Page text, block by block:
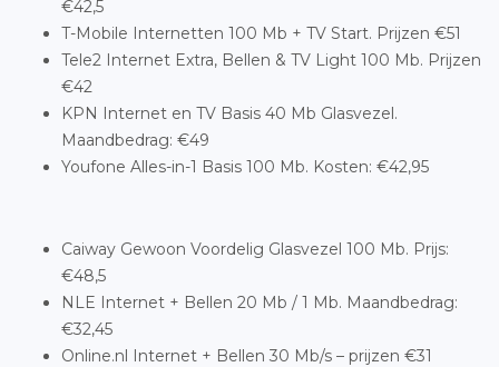
€42,5
T-Mobile Internetten 100 Mb + TV Start. Prijzen €51
Tele2 Internet Extra, Bellen & TV Light 100 Mb. Prijzen
€42
KPN Internet en TV Basis 40 Mb Glasvezel.
Maandbedrag: €49
Youfone Alles-in-1 Basis 100 Mb. Kosten: €42,95
Caiway Gewoon Voordelig Glasvezel 100 Mb. Prijs:
€48,5
NLE Internet + Bellen 20 Mb / 1 Mb. Maandbedrag:
€32,45
Online.nl Internet + Bellen 30 Mb/s – prijzen €31